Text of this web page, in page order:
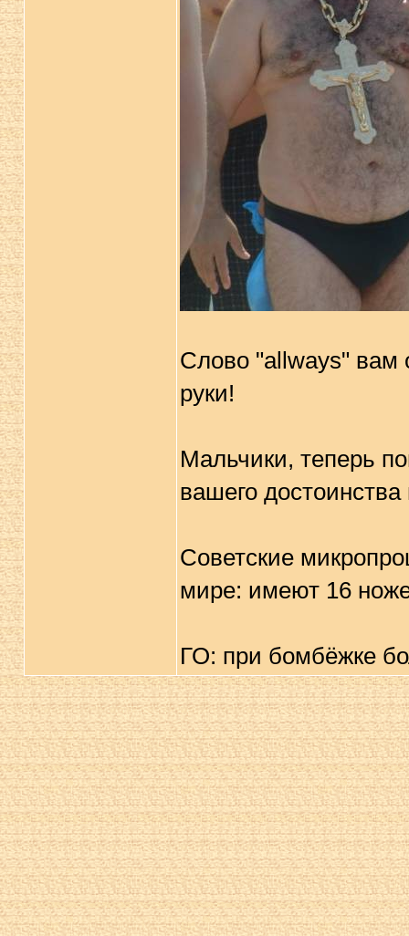
Слово "allways" вам
руки!
Мальчики, теперь
вашего
Советские
мире: имеют 16
ГО: при бомбёжке